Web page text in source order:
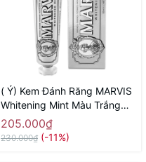
( Ý) Kem Đánh Răng MARVIS
Whitening Mint Màu Trắng
85ml ( Chứa Tinh Chất Trắng
Răng)
205.000₫
230.000₫ (-11%)